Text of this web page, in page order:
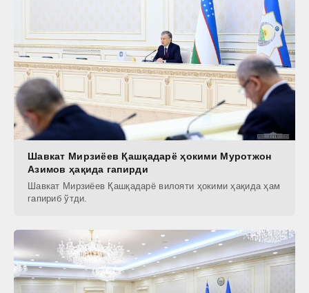
Шавкат Мирзиёев Қашқадарё ҳокими Муротжон
Азимов ҳақида гапирди
Шавкат Мирзиёев Қашқадарё вилояти ҳокими ҳақида ҳам
гапириб ўтди.